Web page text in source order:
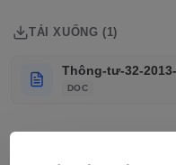
TẢI XUỐNG (1)
Thông-tư-32-
DOC